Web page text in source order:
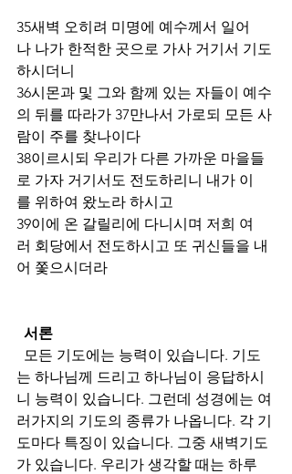
35새벽 오히려 미명에 예수께서 일어
나 나가 한적한 곳으로 가사 거기서 기도
하시더니
36시몬과 및 그와 함께 있는 자들이 예수
의 뒤를 따라가 37만나서 가로되 모든 사
람이 주를 찾나이다
38이르시되 우리가 다른 가까운 마을들
로 가자 거기서도 전도하리니 내가 이
를 위하여 왔노라 하시고
39이에 온 갈릴리에 다니시며 저희 여
러 회당에서 전도하시고 또 귀신들을 내
어 쫓으시더라
서론
모든 기도에는 능력이 있습니다. 기도
는 하나님께 드리고 하나님이 응답하시
니 능력이 있습니다. 그런데 성경에는 여
러가지의 기도의 종류가 나옵니다. 각 기
도마다 특징이 있습니다. 그중 새벽기도
가 있습니다. 우리가 생각할 때는 하루